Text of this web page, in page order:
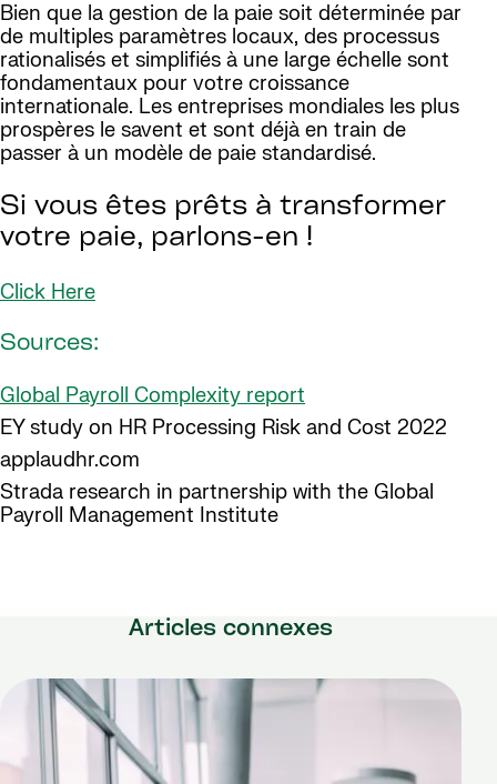
Bien que la gestion de la paie soit déterminée par
de multiples paramètres locaux, des processus
rationalisés et simplifiés à une large échelle sont
fondamentaux pour votre croissance
internationale. Les entreprises mondiales les plus
prospères le savent et sont déjà en train de
passer à un modèle de paie standardisé.
Si vous êtes prêts à transformer
votre paie, parlons-en !
Click Here
Sources:
Global Payroll Complexity report
EY study on HR Processing Risk and Cost 2022
applaudhr.com
Strada research in partnership with the Global
Payroll Management Institute
Articles connexes